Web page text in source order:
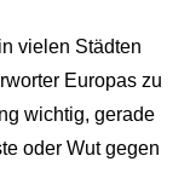
vielen Städten
Europas zu
wichtig, gerade
oder Wut gegen